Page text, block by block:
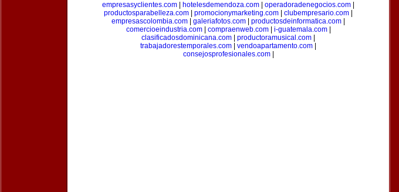
empresasyclientes.com
hotelesdemendoza.com operadoradenegocios.com
productosparabelleza.com
promocionymarketing.com clubempresario.com
empresascolombia.com
galeriafotos.com productosdeinformatica.com
comercioeindustria.com| compraenweb.com| i-guatemala.com|
clasificadosdominicana.com
productoramusical.com
trabajadorestemporales.com
vendoapartamento.com
consejosprofesionales.com|